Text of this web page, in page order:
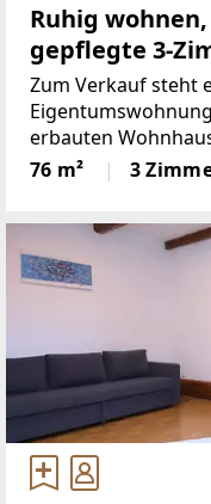
Ruhig
gepflegte 3-
Zum Verkauf steht
erbauten
Wohnlage von
und genießen Sie
76 m² 3